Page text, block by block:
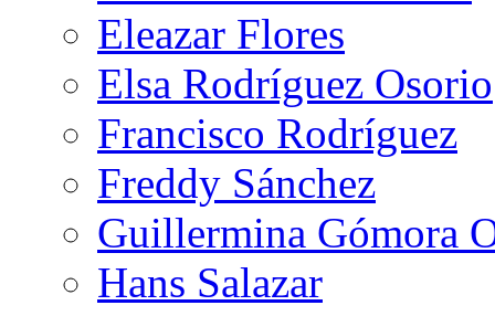
Eleazar Flores
Elsa Rodríguez Osorio
Francisco Rodríguez
Freddy Sánchez
Guillermina Gómora
Hans Salazar